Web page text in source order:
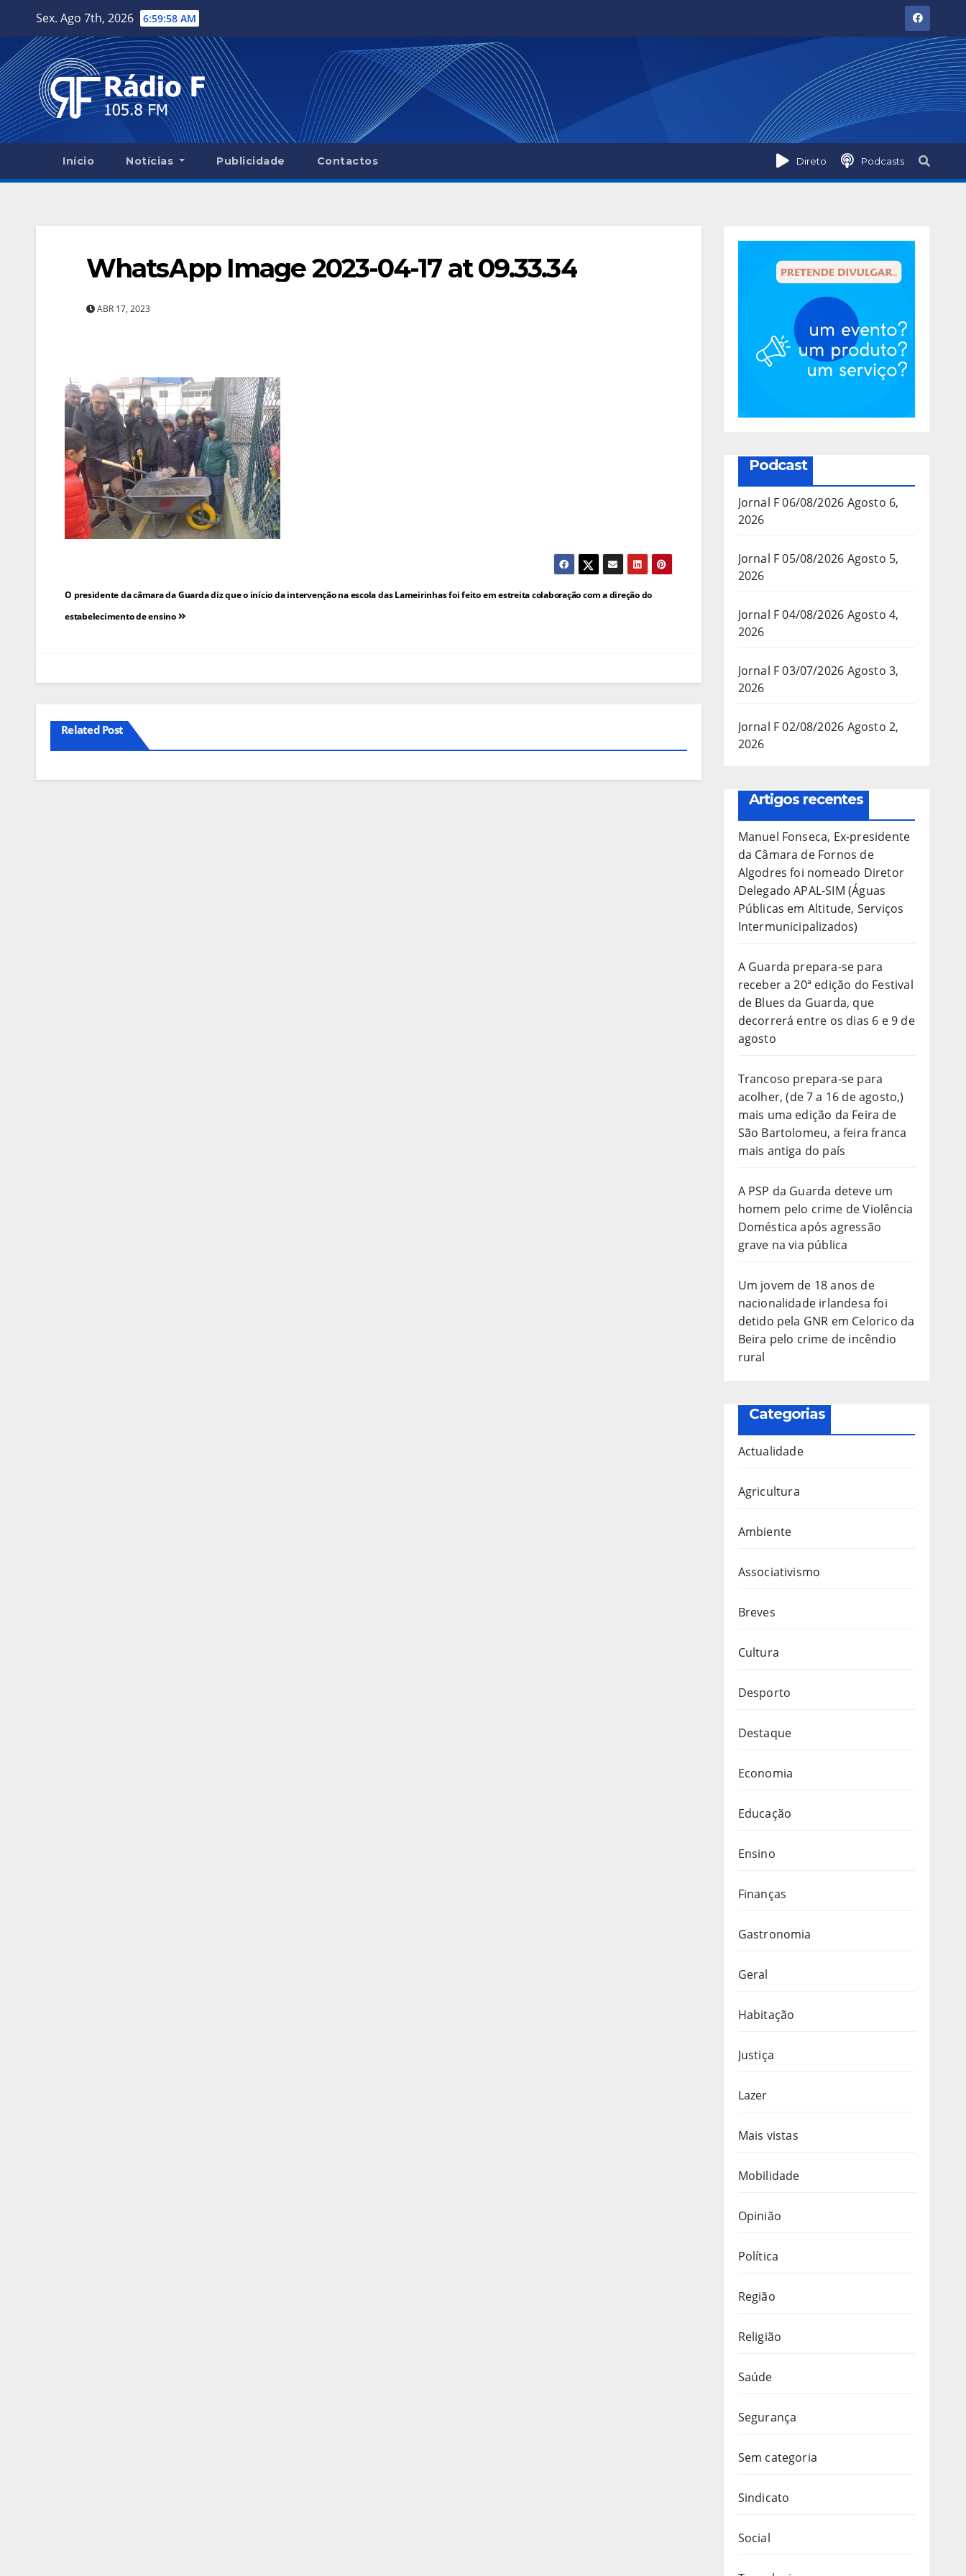
content
Sex. Ago 7th, 2026 6:59:59 AM
Direto Podcasts
Início Notícias Publicidade Contactos
WhatsApp Image 2023-04-17 at 09.33.34
ABR 17, 2023
Navegação
de
O presidente da câmara da Guarda diz que o início da intervenção na escola das Lameirinhas foi feito em estreita colaboração com a direção do
estabelecimento de ensino
Related Post
Podcast
Jornal F 06/08/2026 Agosto 6,
2026
Jornal F 05/08/2026 Agosto 5,
2026
Jornal F 04/08/2026 Agosto 4,
2026
Jornal F 03/07/2026 Agosto 3,
2026
Jornal F 02/08/2026 Agosto 2,
2026
Artigos recentes
Manuel Fonseca, Ex-presidente
da Câmara de Fornos de
Algodres foi nomeado Diretor
Delegado APAL-SIM (Águas
Públicas em Altitude, Serviços
Intermunicipalizados)
A Guarda prepara-se para
receber a 20ª edição do Festival
de Blues da Guarda, que
decorrerá entre os dias 6 e 9 de
agosto
Trancoso prepara-se para
acolher, (de 7 a 16 de agosto,)
mais uma edição da Feira de
São Bartolomeu, a feira franca
mais antiga do país
A PSP da Guarda deteve um
homem pelo crime de Violência
Doméstica após agressão
grave na via pública
Um jovem de 18 anos de
nacionalidade irlandesa foi
detido pela GNR em Celorico da
Beira pelo crime de incêndio
rural
Categorias
Actualidade
Agricultura
Ambiente
Associativismo
Breves
Cultura
Desporto
Destaque
Economia
Educação
Ensino
Finanças
Gastronomia
Geral
Habitação
Justiça
Lazer
Mais vistas
Mobilidade
Opinião
Política
Região
Religião
Saúde
Segurança
Sem categoria
Sindicato
Social